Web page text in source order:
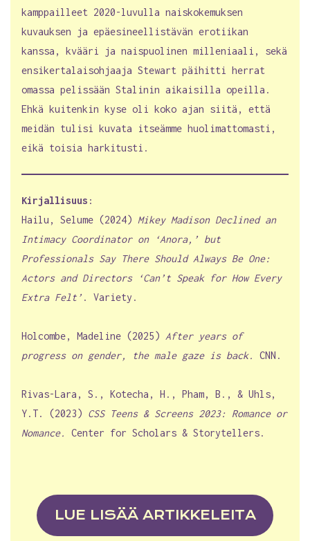
kamppailleet 2020-luvulla naiskokemuksen
kuvauksen ja epäesineellistävän erotiikan
kanssa, kvääri ja naispuolinen milleniaali, sekä
ensikertalaisohjaaja Stewart päihitti herrat
omassa pelissään Stalinin aikaisilla opeilla.
Ehkä kuitenkin kyse oli koko ajan siitä, että
meidän tulisi kuvata itseämme huolimattomasti,
eikä toisia harkitusti.
Kirjallisuus :
Hailu, Selume (2024) Mikey Madison Declined an
Intimacy Coordinator on ‘Anora,’ but
Professionals Say There Should Always Be One:
Actors and Directors ‘Can’t Speak for How Every
Extra Felt’ . Variety.
Holcombe, Madeline (2025) After years of
progress on gender, the male gaze is back. CNN.
Rivas-Lara, S., Kotecha, H., Pham, B., & Uhls,
Y.T. (2023) CSS Teens & Screens 2023: Romance or
Nomance.
Center for Scholars & Storytellers.
LUE LISÄÄ ARTIKKELEITA